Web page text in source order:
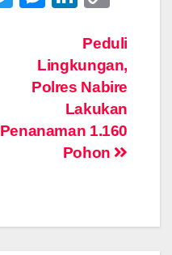
e
n
g
er
k
e
dI
n
p
y
Li
n
k
Peduli
Lingkungan,
Polres Nabire
Lakukan
Penanaman 1.160
Pohon